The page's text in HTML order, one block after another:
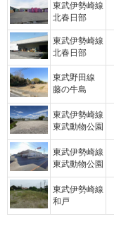
東武伊勢崎線
北春日部
東武伊勢崎線
北春日部
東武野田線
藤の牛島
東武伊勢崎線
東武動物公園
東武伊勢崎線
東武動物公園
東武伊勢崎線
和戸